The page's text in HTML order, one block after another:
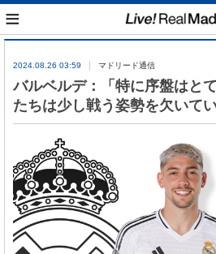
≡
2024.08.26 03:59 マドリード通信
バルベルデ：「特に序盤はと
たちは少し戦う姿勢を欠いてい